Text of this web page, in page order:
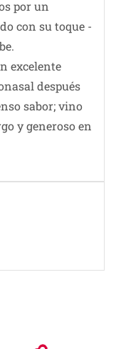
por un
con su toque
excelente
después
sabor; vino
y generoso en